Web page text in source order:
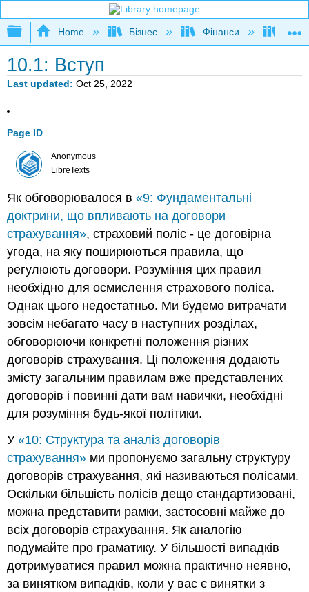
Expand/collapse global hierarchy
Home Бізнес Фінанси
10.1: Вступ
Last updated Oct 25, 2022
Page ID
Anonymous
LibreTexts
Як обговорювалося в«9: Фундаментальні
доктрини, що впливають на договори
страхування», страховий поліс - це договірна
угода, на яку поширюються правила, що
регулюють договори. Розуміння цих правил
необхідно для осмислення страхового поліса.
Однак цього недостатньо. Ми будемо витрачати
зовсім небагато часу в наступних розділах,
обговорюючи конкретні положення різних
договорів страхування. Ці положення додають
змісту загальним правилам вже представлених
договорів і повинні дати вам навички, необхідні
для розуміння будь-якої політики.
У«10: Структура та аналіз договорів
страхування» ми пропонуємо загальну структуру
договорів страхування, які називаються полісами.
Оскільки більшість полісів дещо стандартизовані,
можна представити рамки, застосовні майже до
всіх договорів страхування. Як аналогію
подумайте про граматику. У більшості випадків
дотримуватися правил можна практично неявно,
за винятком випадків, коли у вас є винятки з